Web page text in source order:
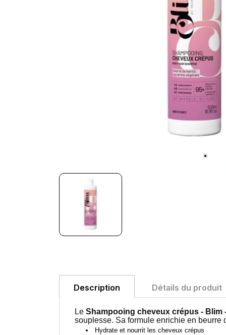
Description Détails du produit
Le Shampooing cheveux crépus - Blim
souplesse. Sa formule enrichie en
Hydrate et nourrit les cheveux crépus